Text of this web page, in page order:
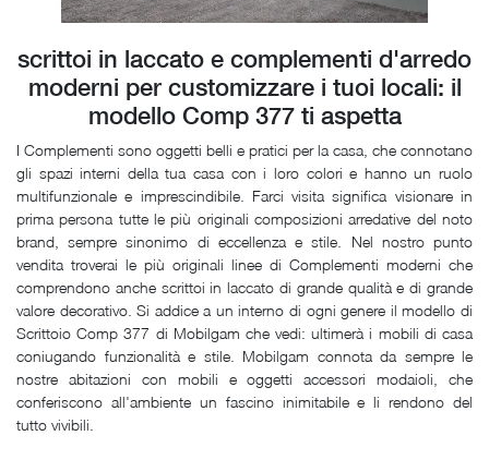
scrittoi in laccato e complementi d'arredo
moderni per customizzare i tuoi locali: il
modello Comp 377 ti aspetta
I Complementi sono oggetti belli e pratici per la casa, che connotano
gli spazi interni della tua casa con i loro colori e hanno un ruolo
multifunzionale e imprescindibile. Farci visita significa visionare in
prima persona tutte le più originali composizioni arredative del noto
brand, sempre sinonimo di eccellenza e stile. Nel nostro punto
vendita troverai le più originali linee di Complementi moderni che
comprendono anche scrittoi in laccato di grande qualità e di grande
valore decorativo. Si addice a un interno di ogni genere il modello di
Scrittoio Comp 377 di Mobilgam che vedi: ultimerà i mobili di casa
coniugando funzionalità e stile. Mobilgam connota da sempre le
nostre abitazioni con mobili e oggetti accessori modaioli, che
conferiscono all'ambiente un fascino inimitabile e li rendono del
tutto vivibili.